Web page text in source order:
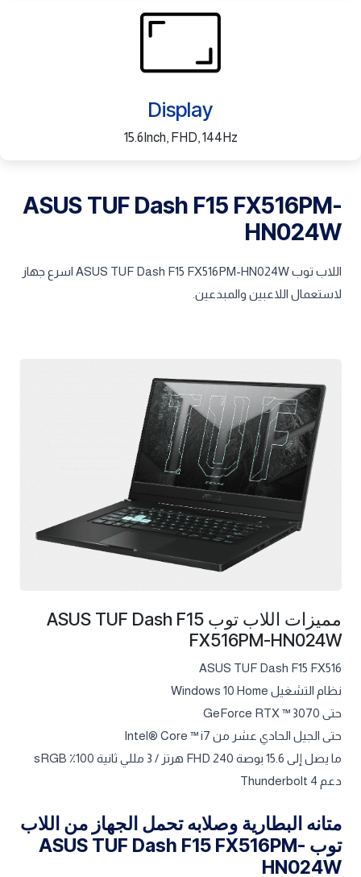
Display
15.6Inch, FHD, 144Hz
ASUS TUF Dash F15 FX516PM-
HN024W
اللاب توب ASUS TUF Dash F15 FX516PM-HN024W اسرع جهاز
لاستعمال اللاعبين والمبدعين.
مميزات اللاب توب ASUS TUF Dash F15
FX516PM-HN024W
ASUS TUF Dash F15 FX516
نظام التشغيل Windows 10 Home
حتى GeForce RTX ™ 3070
حتى الجيل الحادي عشر من Intel® Core ™ i7
ما يصل إلى 15.6 بوصة FHD 240 هرتز / 3 مللي ثانية 100٪ sRGB
دعم Thunderbolt 4
متانه البطارية وصلابه تحمل الجهاز من اللاب
توب ASUS TUF Dash F15 FX516PM-
HN024W